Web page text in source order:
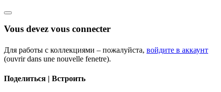
Vous devez vous connecter
Для работы с коллекциями – пожалуйста, войдите в аккаунт
(ouvrir dans une nouvelle fenetre).
Поделиться | Встроить